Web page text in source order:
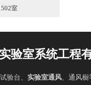
室
验室系统工程
验台、 实验室通风、通风橱